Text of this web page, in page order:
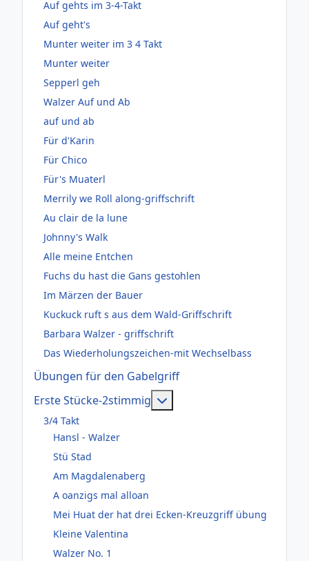
Auf gehts im 3-4-Takt
Auf geht's
Munter weiter im 3 4 Takt
Munter weiter
Sepperl geh
Walzer Auf und Ab
auf und ab
Für d'Karin
Für Chico
Für's Muaterl
Merrily we Roll along-griffschrift
Au clair de la lune
Johnny's Walk
Alle meine Entchen
Fuchs du hast die Gans gestohlen
Im Märzen der Bauer
Kuckuck ruft s aus dem Wald-Griffschrift
Barbara Walzer - griffschrift
Das Wiederholungszeichen-mit Wechselbass
Übungen für den Gabelgriff
Erste Stücke-2stimmig
3/4 Takt
Hansl - Walzer
Stü Stad
Am Magdalenaberg
A oanzigs mal alloan
Mei Huat der hat drei Ecken-Kreuzgriff übung
Kleine Valentina
Walzer No. 1